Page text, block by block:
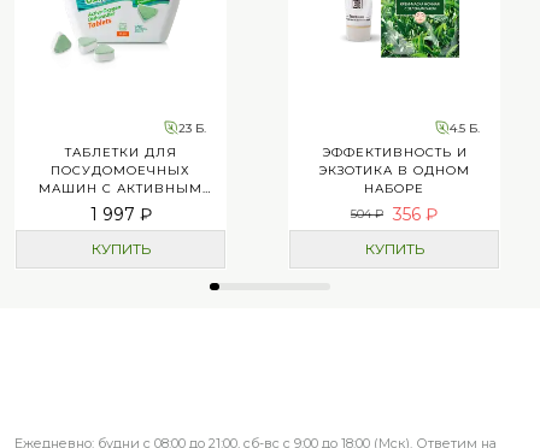
23 Б.
ТАБЛЕТКИ ДЛЯ
ПОСУДОМОЕЧНЫХ
МАШИН С АКТИВНЫМ
КИСЛОРОДОМ OXI HIT
1 997 ₽
КУПИТЬ
4.5 Б.
ЭФФЕКТИВНОСТЬ И
ЭКЗОТИКА В ОДНОМ
НАБОРЕ
504 ₽
356 ₽
КУПИТЬ
Ежедневно: будни с 08:00 до 21:00, сб-вс с 9:00 до 18:00 (Мск). Ответим на